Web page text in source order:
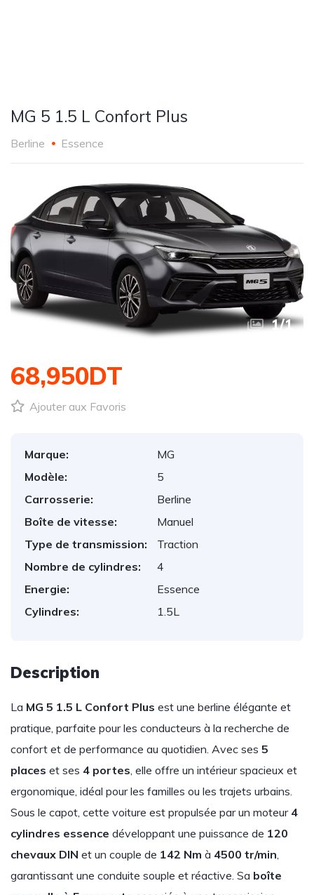
MG 5 1.5 L Confort Plus
Berline Essence
1/1
68,950DT
Ajouter aux Favoris
Marque:
MG
Modèle:
5
Carrosserie:
Berline
Boîte de vitesse:
Manuel
Type de transmission:
Traction
Nombre de cylindres:
4
Energie:
Essence
Cylindres:
1.5L
Description
La MG 5 1.5 L Confort Plus est une berline élégante et
pratique, parfaite pour les conducteurs à la recherche de
confort et de performance au quotidien. Avec ses 5
places et ses 4 portes, elle offre un intérieur spacieux et
ergonomique, idéal pour les familles ou les trajets urbains.
Sous le capot, cette voiture est propulsée par un moteur 4
cylindres essence développant une puissance de 120
chevaux DIN et un couple de 142 Nm à 4500 tr/min,
garantissant une conduite souple et réactive. Sa boîte